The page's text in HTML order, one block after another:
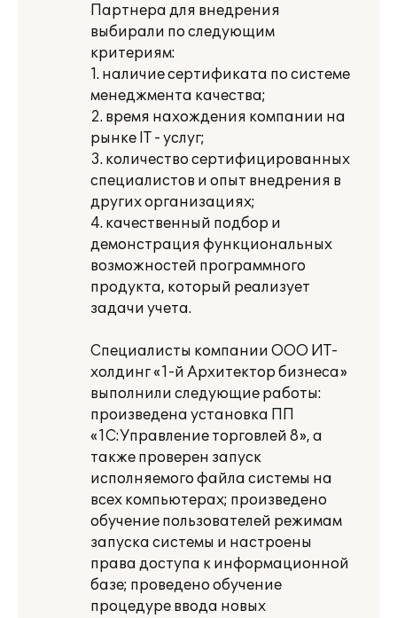
Партнера для внедрения
выбирали по следующим
критериям:
1. наличие сертификата по системе
менеджмента качества;
2. время нахождения компании на
рынке IT - услуг;
3. количество сертифицированных
специалистов и опыт внедрения в
других организациях;
4. качественный подбор и
демонстрация функциональных
возможностей программного
продукта, который реализует
задачи учета.
Специалисты компании ООО ИТ-
холдинг «1-й Архитектор бизнеса»
выполнили следующие работы:
произведена установка ПП
«1С:Управление торговлей 8», а
также проверен запуск
исполняемого файла системы на
всех компьютерах; произведено
обучение пользователей режимам
запуска системы и настроены
права доступа к информационной
базе; проведено обучение
процедуре ввода новых